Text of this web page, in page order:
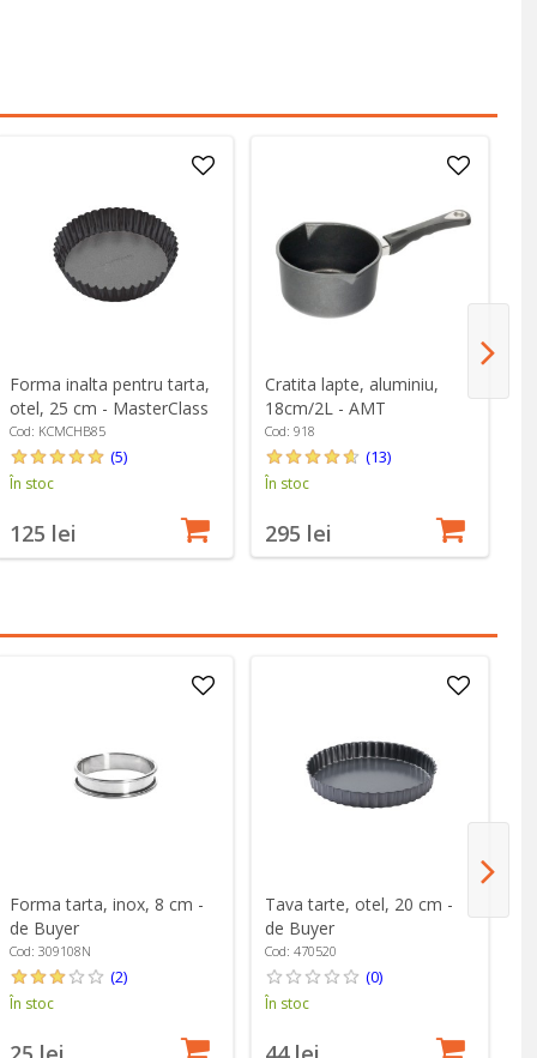
Forma inalta pentru tarta,
otel, 25 cm - MasterClass
Cod: KCMCHB85
(5)
În stoc
125 lei
Cratita lapte, aluminiu,
18cm/2L - AMT
Gastroguss
Cod: 918
(13)
În stoc
295 lei
Forma tarta, inox, 8 cm -
de Buyer
Cod: 309108N
(2)
În stoc
Tava tarte, otel, 20 cm -
de Buyer
Cod: 470520
(0)
În stoc